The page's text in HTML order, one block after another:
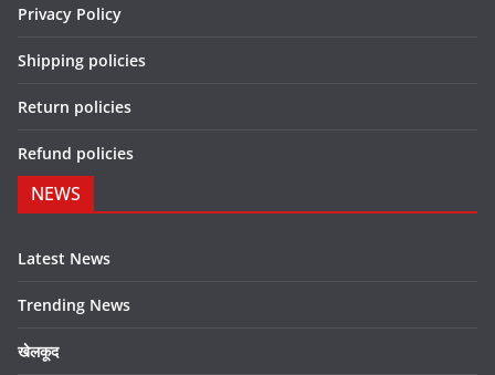
Privacy Policy
Shipping policies
Return policies
Refund policies
NEWS
Latest News
Trending News
खेलकूद